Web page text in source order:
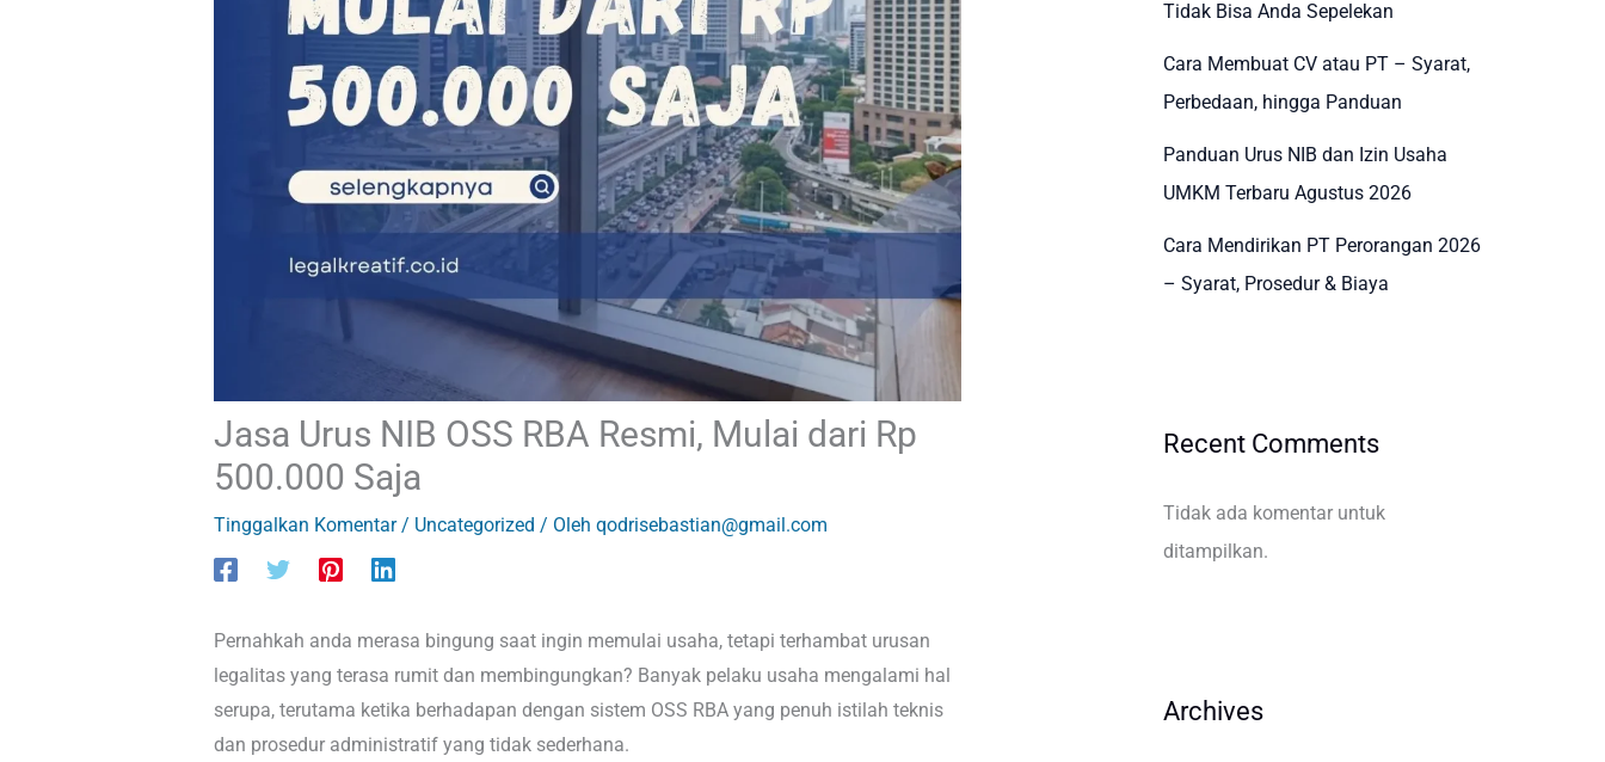
Jasa Urus NIB OSS RBA Resmi, Mulai dari Rp
500.000 Saja
Tinggalkan Komentar / Uncategorized / Oleh qodrisebastian@gmail.com
Pernahkah anda merasa bingung saat ingin memulai usaha, tetapi terhambat urusan
legalitas yang terasa rumit dan membingungkan? Banyak pelaku usaha mengalami hal
serupa, terutama ketika berhadapan dengan sistem OSS RBA yang penuh istilah teknis
dan prosedur administratif yang tidak sederhana.
Tidak Bisa Anda Sepelekan
Cara Membuat CV atau PT – Syarat,
Perbedaan, hingga Panduan
Panduan Urus NIB dan Izin Usaha
UMKM Terbaru Agustus 2026
Cara Mendirikan PT Perorangan 2026
– Syarat, Prosedur & Biaya
Recent Comments
Tidak ada komentar untuk
ditampilkan.
Archives